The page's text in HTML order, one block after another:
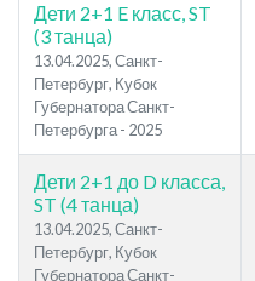
Дети 2+1 E класс, ST
(3 танца)
13.04.2025, Санкт-
Петербург, Кубок
Губернатора Санкт-
Петербурга - 2025
Дети 2+1 до D класса,
ST (4 танца)
13.04.2025, Санкт-
Петербург, Кубок
Губернатора Санкт-